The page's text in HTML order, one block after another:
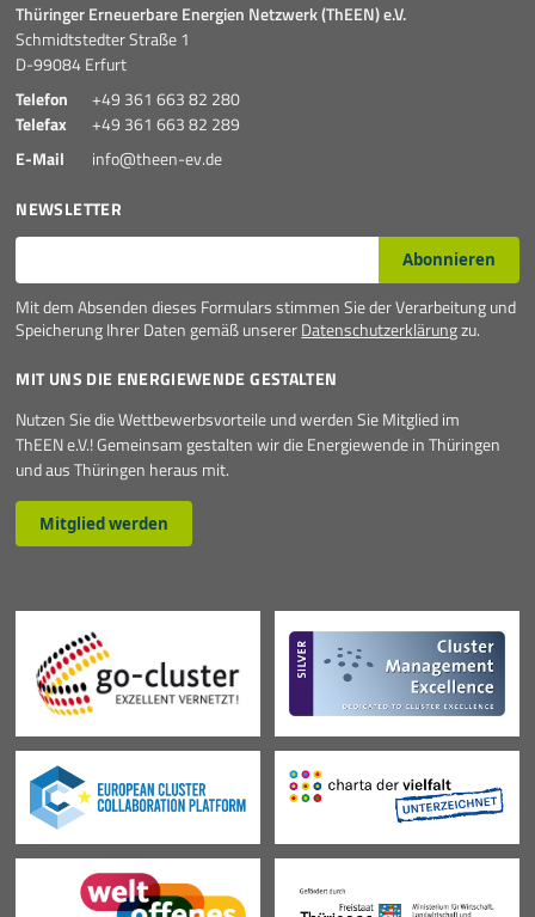
Thüringer Erneuerbare Energien Netzwerk (ThEEN) e.V.
Schmidtstedter Straße 1
D-99084 Erfurt
Telefon
+49 361 663 82 280
Telefax
+49 361 663 82 289
E-Mail
info@theen-ev.de
NEWSLETTER
E-Mail* Abonnieren
Mit dem Absenden dieses Formulars stimmen Sie der Verarbeitung und
Speicherung Ihrer Daten gemäß unsererDatenschutzerklärungzu.
MIT UNS DIE ENERGIEWENDE GESTALTEN
Nutzen Sie die Wettbewerbsvorteile und werden Sie Mitglied im
ThEEN e.V.! Gemeinsam gestalten wir die Energiewende in Thüringen
und aus Thüringen heraus mit.
Mitglied werden